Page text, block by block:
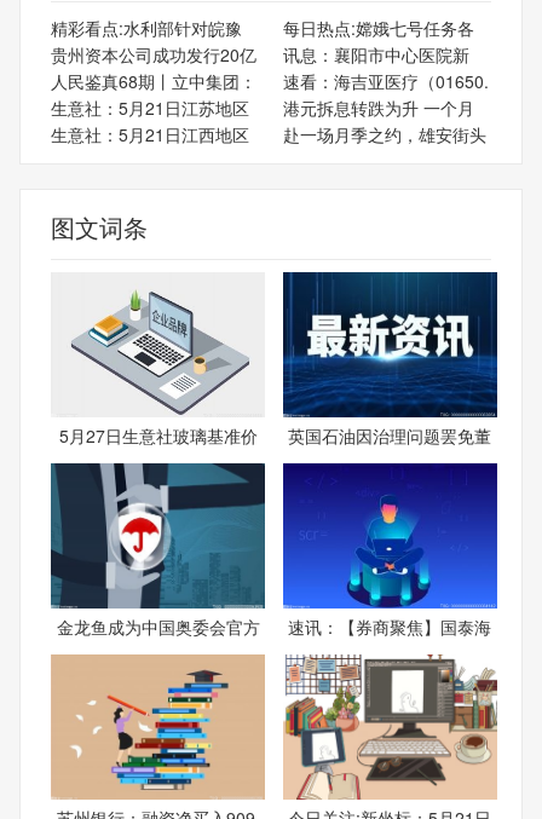
精彩看点:水利部针对皖豫
每日热点:嫦娥七号任务各
贵州资本公司成功发行20亿
讯息：​襄阳市中心医院新
人民鉴真68期丨立中集团：
速看：海吉亚医疗（01650.
生意社：5月21日江苏地区
港元拆息转跌为升 一个月
生意社：5月21日江西地区
赴一场月季之约，雄安街头
图文词条
5月27日生意社玻璃基准价 英国石油因治理问题罢免董
金龙鱼成为中国奥委会官方 速讯：【券商聚焦】国泰海